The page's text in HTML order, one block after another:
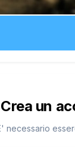
Crea un
necessario